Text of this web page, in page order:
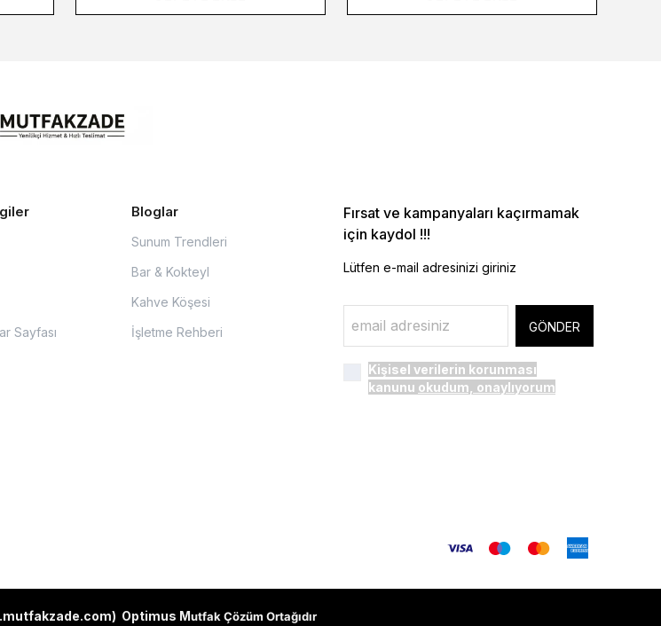
Sayfası
Bloglar
Sunum Trendleri
Bar & Kokteyl
Kahve Köşesi
İşletme Rehberi
Fırsat ve kampanyaları kaçırmamak
için kaydol !!!
Lütfen e-mail adresinizi giriniz
GÖNDER
Kişisel verilerin korunması
kanunu okudum, onaylıyorum
) Optimus Mutfak Çözüm Ortağıdır